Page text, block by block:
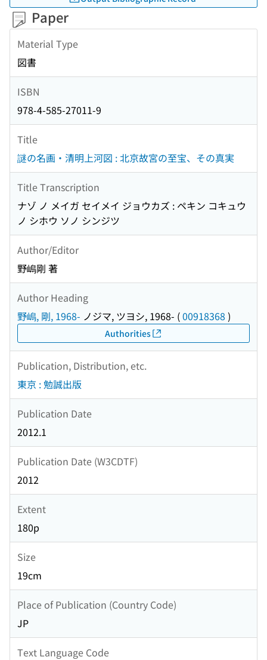
Paper
Material Type
図書
ISBN
978-4-585-27011-9
Title
謎の名画・清明上河図 : 北京故宮の至宝、その真実
Title Transcription
ナゾ ノ メイガ セイメイ ジョウカズ : ペキン コキュウ
ノ シホウ ソノ シンジツ
Author/Editor
野嶋剛 著
Author Heading
野嶋, 剛, 1968- ノジマ, ツヨシ, 1968- (00918368 )
Authorities
Publication, Distribution, etc.
東京 : 勉誠出版
Publication Date
2012.1
Publication Date (W3CDTF)
2012
Extent
180p
Size
19cm
Place of Publication (Country Code)
JP
Text Language Code